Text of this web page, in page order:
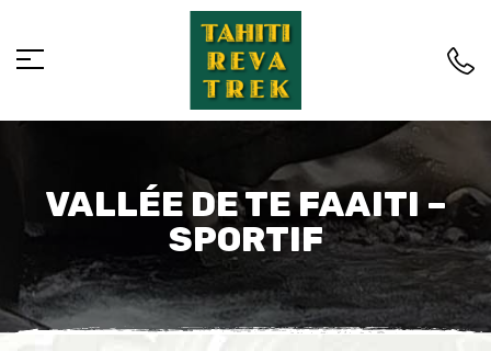
VALLÉE DE TE FAAITI –
SPORTIF